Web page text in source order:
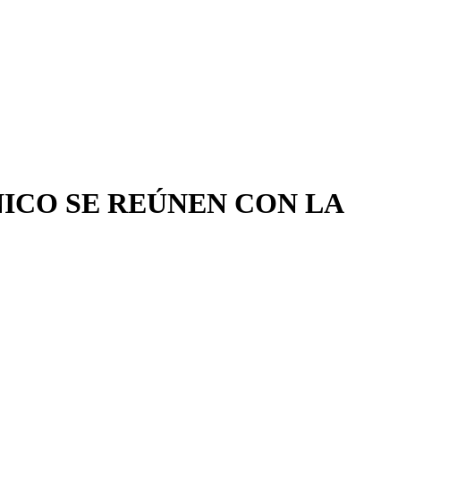
SE REÚNEN CON LA